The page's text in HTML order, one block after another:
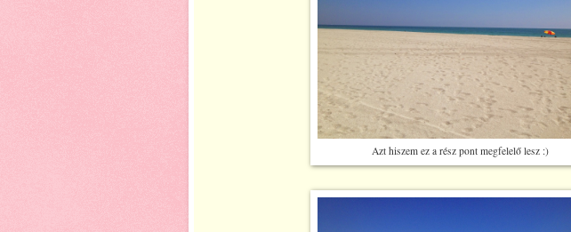
Azt hiszem ez a rész pont megfelelő lesz :)